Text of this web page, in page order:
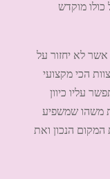
מוקדש
לא יחזור על
הכי מקצועי
עליו כיוון
משהו שמשפיע
הנכון ואת